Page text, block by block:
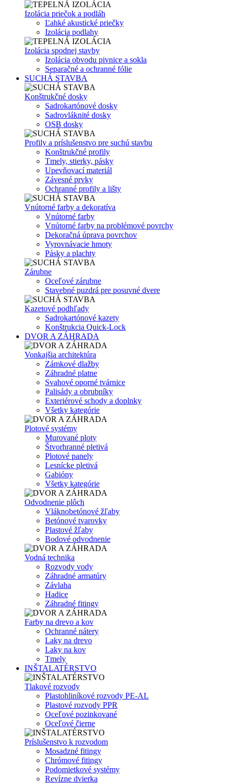
Izolácia priečok a podláh
Ľahké akustické priečky
Izolácia podlahy
Izolácia spodnej stavby
Izolácia obvodu pivnice a sokla
Separačné a ochranné fólie
SUCHÁ STAVBA
Konštrukčné dosky
Sadrokartónové dosky
Sadrovláknité dosky
OSB dosky
Profily a príslušenstvo pre suchú stavbu
Konštrukčné profily
Tmely, stierky, pásky
Upevňovací materiál
Závesné prvky
Ochranné profily a lišty
Vnútorné farby a dekoratíva
Vnútorné farby
Vnútorné farby na problémové povrchy
Dekoračná úprava povrchov
Vyrovnávacie hmoty
Pásky a plachty
Zárubne
Oceľové zárubne
Stavebné puzdrá pre posuvné dvere
Kazetové podhľady
Sadrokartónové kazety
Konštrukcia Quick-Lock
DVOR A ZÁHRADA
Vonkajšia architektúra
Zámkové dlažby
Záhradné platne
Svahové oporné tvárnice
Palisády a obrubníky
Exteriérové schody a doplnky
Všetky kategórie
Plotové systémy
Murované ploty
Štvorhranné pletivá
Plotové panely
Lesnícke pletivá
Gabióny
Všetky kategórie
Odvodnenie plôch
Vláknobetónové žľaby
Betónové tvarovky
Plastové žľaby
Bodové odvodnenie
Vodná technika
Rozvody vody
Záhradné armatúry
Závlaha
Hadice
Záhradné fitingy
Farby na drevo a kov
Ochranné nátery
Laky na drevo
Laky na kov
Tmely
INŠTALATÉRSTVO
Tlakové rozvody
Plastohliníkové rozvody PE-AL
Plastové rozvody PPR
Oceľové pozinkované
Oceľové čierne
Príslušenstvo k rozvodom
Mosadzné fitingy
Chrómové fitingy
Podomietkové systémy
Revízne dvierka